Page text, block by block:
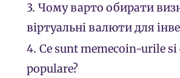
3. Чому варто обирати
віртуальні валюти для
4. Ce sunt memecoin-urile si
populare?